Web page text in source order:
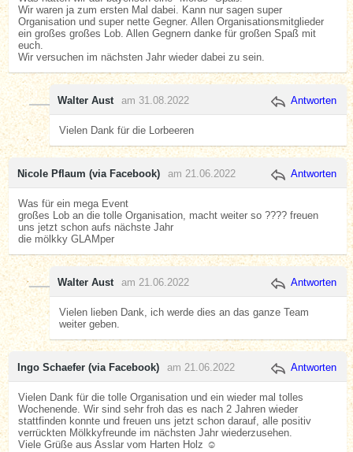
Wir waren ja zum ersten Mal dabei. Kann nur sagen super
Organisation und super nette Gegner. Allen Organisationsmitglieder
ein großes großes Lob. Allen Gegnern danke für großen Spaß mit
euch.
Wir versuchen im nächsten Jahr wieder dabei zu sein.
Walter Aust am 31.08.2022 Antworten
Vielen Dank für die Lorbeeren
Nicole Pflaum (via Facebook) am 21.06.2022 Antworten
Was für ein mega Event
großes Lob an die tolle Organisation, macht weiter so ???? freuen
uns jetzt schon aufs nächste Jahr
die mölkky GLAMper
Walter Aust am 21.06.2022 Antworten
Vielen lieben Dank, ich werde dies an das ganze Team
weiter geben.
Ingo Schaefer (via Facebook) am 21.06.2022 Antworten
Vielen Dank für die tolle Organisation und ein wieder mal tolles
Wochenende. Wir sind sehr froh das es nach 2 Jahren wieder
stattfinden konnte und freuen uns jetzt schon darauf, alle positiv
verrückten Mölkkyfreunde im nächsten Jahr wiederzusehen.
Viele Grüße aus Asslar vom Harten Holz ☺️